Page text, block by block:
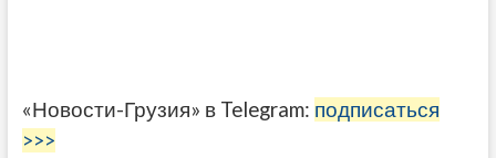
«Новости-Грузия» в Telegram: подписаться
>>>